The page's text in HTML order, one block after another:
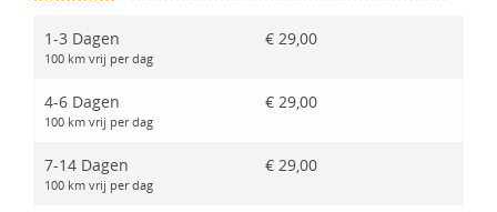
1-3 Dagen
100 km vrij per dag
€ 29,00
4-6 Dagen
100 km vrij per dag
€ 29,00
7-14 Dagen
100 km vrij per dag
€ 29,00